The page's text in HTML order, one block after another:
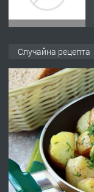
ПРЕДЛАГА
Случайна рецепта